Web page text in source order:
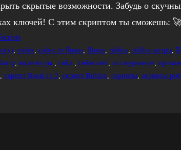
скрытые возможности. Забудь о
ключей! С этим скриптом ты сможешь:
scripts
, codex, codex to fluxus, fluxus, roblox, roblox scripts,
, видеоигры., гайд., геймплей, исследование,
, скрипт Break In 2, скрипт Roblox, скрипты, скрипты